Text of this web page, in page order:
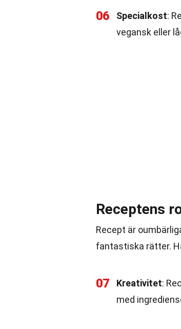
06 Specialkost:
vegansk eller
Receptens
Recept är
fantastiska rätter.
07 Kreativitet:
med